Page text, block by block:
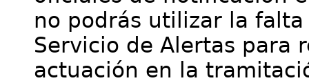
no podrás utilizar la
Servicio de Alertas para
actuación en la